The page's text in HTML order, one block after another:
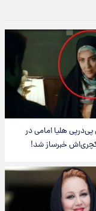
هلیا امامی در
خبرساز شد!